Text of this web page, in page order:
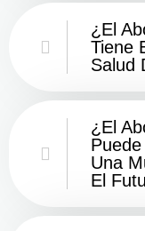
¿El
Tiene
Salud
¿El
Una
El